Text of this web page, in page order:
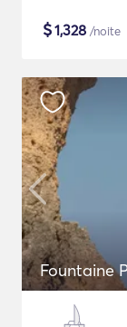
$1,328 /noite
Fountaine